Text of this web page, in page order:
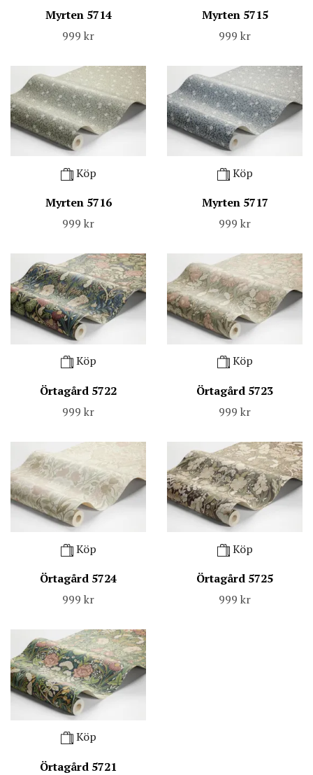
Myrten 5714
999 kr
Myrten 5715
999 kr
Köp
Myrten 5716
999 kr
Köp
Myrten 5717
999 kr
Köp
Örtagård 5722
999 kr
Köp
Örtagård 5723
999 kr
Köp
Örtagård 5724
999 kr
Köp
Örtagård 5725
999 kr
Köp
Örtagård 5721